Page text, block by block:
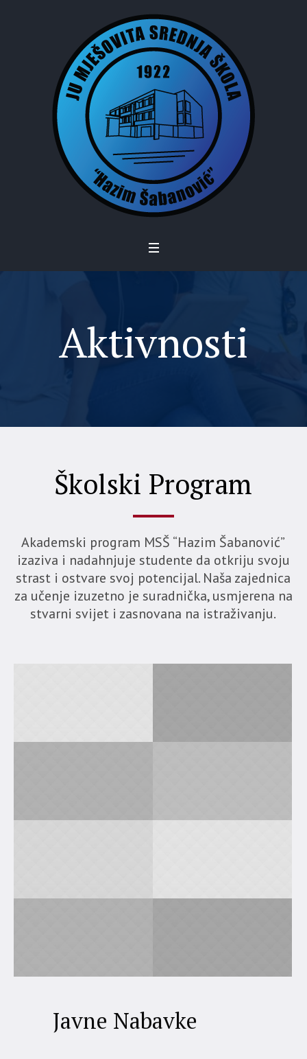
Aktivnosti
Školski Program
Akademski program MSŠ “Hazim Šabanović”
izaziva i nadahnjuje studente da otkriju svoju
strast i ostvare svoj potencijal. Naša zajednica
za učenje izuzetno je suradnička, usmjerena na
stvarni svijet i zasnovana na istraživanju.
Javne Nabavke